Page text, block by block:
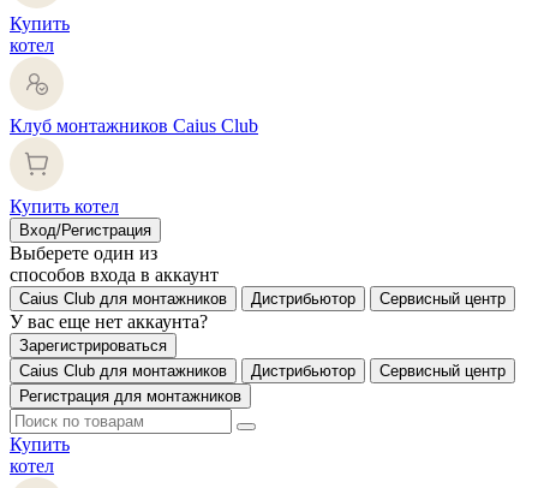
Купить
котел
Клуб монтажников Caius Club
Купить котел
Вход/Регистрация
Выберете один из
способов входа в аккаунт
Caius Club для монтажников Дистрибьютор Сервисный центр
У вас еще нет аккаунта?
Зарегистрироваться
Caius Club для монтажников
Дистрибьютор
Сервисный центр
Регистрация для монтажников
Купить
котел